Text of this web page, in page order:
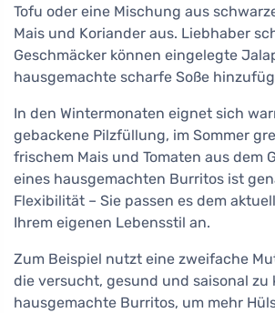
Tofu oder eine Mischung aus
Mais und Koriander aus. Liebhaber
Geschmäcker können eingelegte
hausgemachte scharfe Soße
In den Wintermonaten eignet sich
gebackene Pilzfüllung, im Sommer
frischem Mais und Tomaten aus dem
eines hausgemachten Burritos ist
Flexibilität – Sie passen es dem
Ihrem eigenen Lebensstil an.
Zum Beispiel nutzt eine zweifache
die versucht, gesund und saisonal zu
hausgemachte Burritos, um mehr